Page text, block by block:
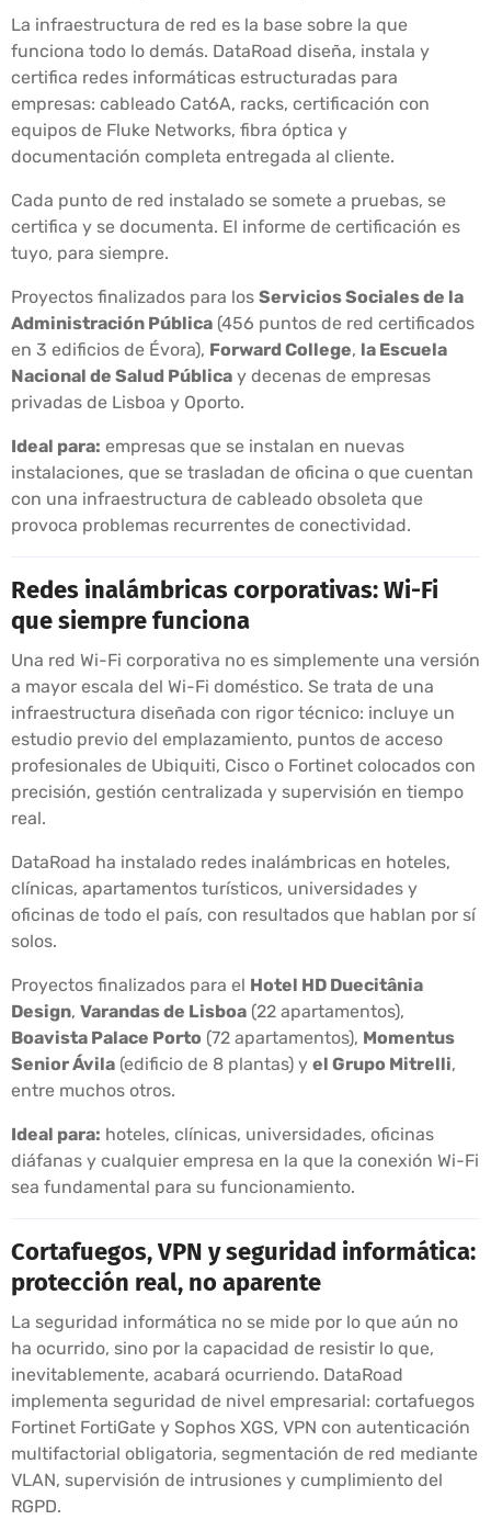
La infraestructura de red es la base sobre la que
funciona todo lo demás. DataRoad diseña, instala y
certifica redes informáticas estructuradas para
empresas: cableado Cat6A, racks, certificación con
equipos de Fluke Networks, fibra óptica y
documentación completa entregada al cliente.
Cada punto de red instalado se somete a pruebas, se
certifica y se documenta. El informe de certificación es
tuyo, para siempre.
Proyectos finalizados para los Servicios Sociales de la
Administración Pública (456 puntos de red certificados
en 3 edificios de Évora), Forward College, la Escuela
Nacional de Salud Pública y decenas de empresas
privadas de Lisboa y Oporto.
Ideal para: empresas que se instalan en nuevas
instalaciones, que se trasladan de oficina o que cuentan
con una infraestructura de cableado obsoleta que
provoca problemas recurrentes de conectividad.
Redes inalámbricas corporativas: Wi-Fi
que siempre funciona
Una red Wi-Fi corporativa no es simplemente una versión
a mayor escala del Wi-Fi doméstico. Se trata de una
infraestructura diseñada con rigor técnico: incluye un
estudio previo del emplazamiento, puntos de acceso
profesionales de Ubiquiti, Cisco o Fortinet colocados con
precisión, gestión centralizada y supervisión en tiempo
real.
DataRoad ha instalado redes inalámbricas en hoteles,
clínicas, apartamentos turísticos, universidades y
oficinas de todo el país, con resultados que hablan por sí
solos.
Proyectos finalizados para el Hotel HD Duecitânia
Design, Varandas de Lisboa (22 apartamentos),
Boavista Palace Porto (72 apartamentos), Momentus
Senior Ávila (edificio de 8 plantas) y el Grupo Mitrelli,
entre muchos otros.
Ideal para: hoteles, clínicas, universidades, oficinas
diáfanas y cualquier empresa en la que la conexión Wi-Fi
sea fundamental para su funcionamiento.
Cortafuegos, VPN y seguridad informática:
protección real, no aparente
La seguridad informática no se mide por lo que aún no
ha ocurrido, sino por la capacidad de resistir lo que,
inevitablemente, acabará ocurriendo. DataRoad
implementa seguridad de nivel empresarial: cortafuegos
Fortinet FortiGate y Sophos XGS, VPN con autenticación
multifactorial obligatoria, segmentación de red mediante
VLAN, supervisión de intrusiones y cumplimiento del
RGPD.